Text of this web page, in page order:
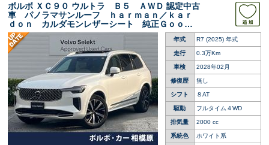
ボルボ ＸＣ９０ ウルトラ Ｂ５ ＡＷＤ 認定中古
車 パノラマサンルーフ ｈａｒｍａｎ／ｋａｒ
ｄｏｎ カルダモンレザーシート 純正Ｇｏｏｇ
ｌｅナビ ３６０°ビューカメラ シートベンチレ
ーション シートヒーター メモリーシート シ
ートマッサージ
年式 R7 (2025) 年式
走行 0.3万Km
車検 2028年02月
修復歴 無し
シフト ８AT
駆動 フルタイム４WD
排気量 2000 cc
系統色 ホワイト系